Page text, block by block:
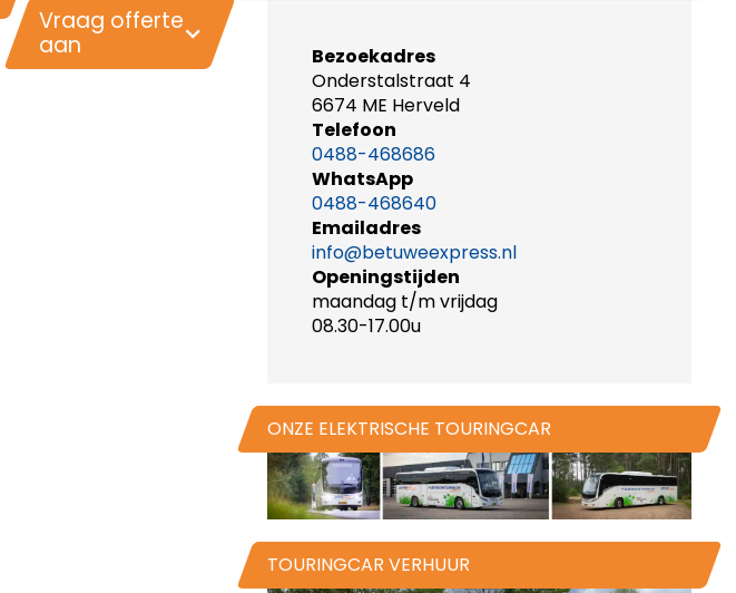
Vraag offerte
aan
Bezoekadres
Onderstalstraat 4
6674 ME Herveld
Telefoon
0488-468686
WhatsApp
0488-468640
Emailadres
info@betuweexpress.nl
Openingstijden
maandag t/m vrijdag
08.30-17.00u
ONZE ELEKTRISCHE TOURINGCAR
TOURINGCAR VERHUUR